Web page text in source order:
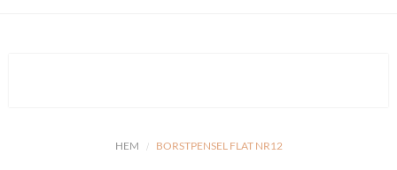
HEM BORSTPENSEL FLAT NR12